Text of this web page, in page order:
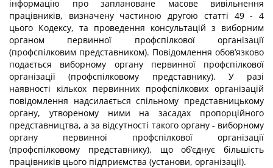
інформацію про заплановане масове вивільнення
працівників, визначену частиною другою статті 49 - 4
цього Кодексу, та проведення консультацій з виборним
органом первинної профспілкової організації
(профспілковим представником). Повідомлення обов’язково
подається виборному органу первинної профспілкової
організації (профспілковому представнику). У разі
наявності кількох первинних профспілкових організацій
повідомлення надсилається спільному представницькому
органу, утвореному ними на засадах пропорційного
представництва, а за відсутності такого органу - виборному
органу первинної профспілкової організації
(профспілковому представнику), що об’єднує більшість
працівників цього підприємства (установи, організації).